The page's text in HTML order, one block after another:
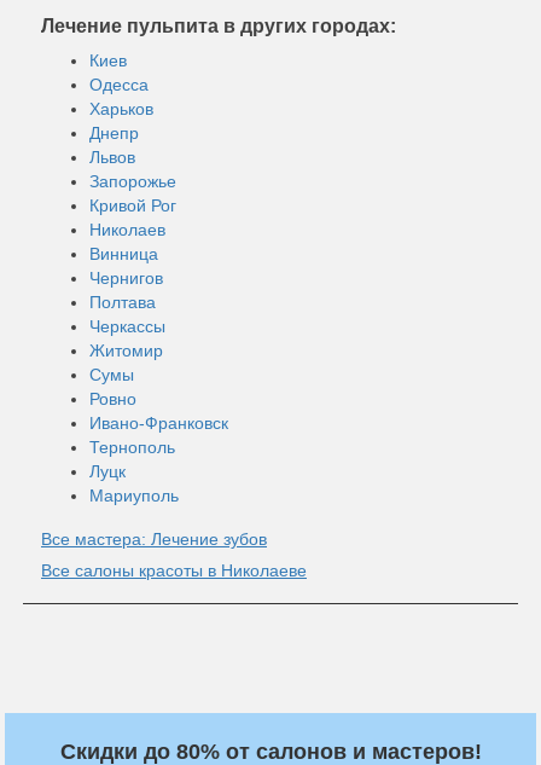
Лечение пульпита в других городах:
Киев
Одесса
Харьков
Днепр
Львов
Запорожье
Кривой Рог
Николаев
Винница
Чернигов
Полтава
Черкассы
Житомир
Сумы
Ровно
Ивано-Франковск
Тернополь
Луцк
Мариуполь
Все мастера: Лечение зубов
Все салоны красоты в Николаеве
Скидки до 80% от салонов и мастеров!